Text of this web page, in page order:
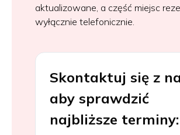
aktualizowane, a część miejsc
wyłącznie telefonicznie.
Skontaktuj się z
aby sprawdzić
najbliższe terminy: